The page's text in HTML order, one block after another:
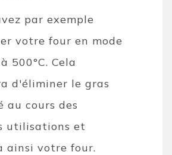
par exemple
votre four en mode
500°C. Cela
d'éliminer le gras
au cours des
utilisations et
ainsi votre four.